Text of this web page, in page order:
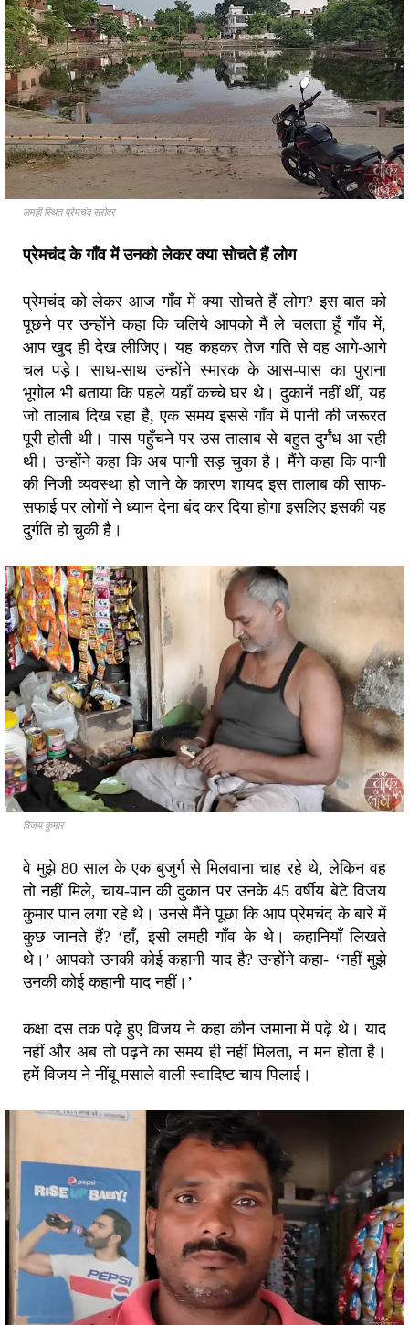
लमही स्थित प्रेमचंद सरोवर
प्रेमचंद के गाँव में उनको लेकर क्या सोचते हैं लोग
प्रेमचंद को लेकर आज गाँव में क्या सोचते हैं लोग? इस बात को
पूछने पर उन्होंने कहा कि चलिये आपको मैं ले चलता हूँ गाँव में,
आप खुद ही देख लीजिए। यह कहकर तेज गति से वह आगे-आगे
चल पड़े। साथ-साथ उन्होंने स्मारक के आस-पास का पुराना
भूगोल भी बताया कि पहले यहाँ कच्चे घर थे। दुकानें नहीं थीं, यह
जो तालाब दिख रहा है, एक समय इससे गाँव में पानी की जरूरत
पूरी होती थी। पास पहुँचने पर उस तालाब से बहुत दुर्गंध आ रही
थी। उन्होंने कहा कि अब पानी सड़ चुका है। मैंने कहा कि पानी
की निजी व्यवस्था हो जाने के कारण शायद इस तालाब की साफ-
सफाई पर लोगों ने ध्यान देना बंद कर दिया होगा इसलिए इसकी यह
दुर्गति हो चुकी है।
विजय कुमार
वे मुझे 80 साल के एक बुजुर्ग से मिलवाना चाह रहे थे, लेकिन वह
तो नहीं मिले, चाय-पान की दुकान पर उनके 45 वर्षीय बेटे विजय
कुमार पान लगा रहे थे। उनसे मैंने पूछा कि आप प्रेमचंद के बारे में
कुछ जानते हैं? ‘हाँ, इसी लमही गाँव के थे। कहानियाँ लिखते
थे।’ आपको उनकी कोई कहानी याद है? उन्होंने कहा- ‘नहीं मुझे
उनकी कोई कहानी याद नहीं।’
कक्षा दस तक पढ़े हुए विजय ने कहा कौन जमाना में पढ़े थे। याद
नहीं और अब तो पढ़ने का समय ही नहीं मिलता, न मन होता है।
हमें विजय ने नींबू मसाले वाली स्वादिष्ट चाय पिलाई।